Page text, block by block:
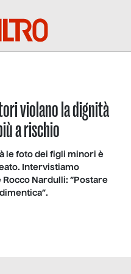
violano la dignità
a rischio
le foto dei figli minori è
Intervistiamo
Rocco Nardulli: “Postare